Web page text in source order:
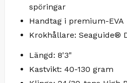
spöringar
Handtag i premium-EVA
Krokhållare: Seaguide®
Längd: 8'3"
Kastvikt: 40-130 gram